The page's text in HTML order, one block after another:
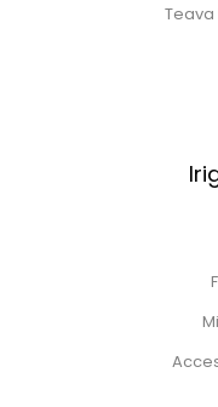
Teava